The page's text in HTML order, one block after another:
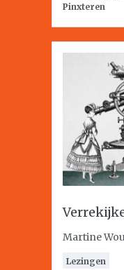
Pinxteren
Martine
Lezingen